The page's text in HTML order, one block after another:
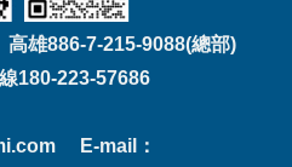
雄886-7-215-9088(總部)
180-223-57686
E-mail：